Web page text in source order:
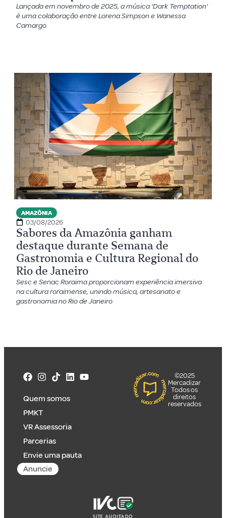
Lançada em novembro de 2025, a música ‘Dark Temptation’
é uma colaboração entre Lorena Simpson e Wanessa
Camargo
AMAZÔNIA
03/08/2026
Sabores da Amazônia ganham
destaque durante Semana de
Gastronomia e Cultura Regional do
Rio de Janeiro
Sesc e Senac Roraima proporcionam experiência imersiva
na cultura roraimense, unindo música, artesanato e
gastronomia no Rio de Janeiro
Quem somos
PMKT
VR Assessoria
Parcerias
Envie uma pauta
Anuncie
©2025
Mercadizar
Todos os
direitos
reservados